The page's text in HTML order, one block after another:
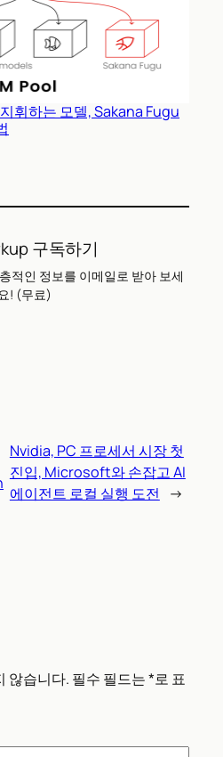
휘하는 모델, Sakana Fugu
구독하기
적인 정보를 이메일로 받아 보세
! (무료)
Nvidia, PC 프로세서 시장 첫
진입, Microsoft와 손잡고 AI
에이전트 로컬 실행 도전
→
않습니다. 필수 필드는*로 표